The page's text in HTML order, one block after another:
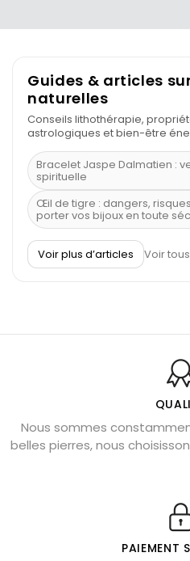
Guides & articles
naturelles
Conseils lithothérapie,
astrologiques et bien-être
Bracelet Jaspe Dalmatien :
spirituelle
Œil de tigre : dangers,
porter vos bijoux en toute
À quel poignet porter un
Découvrez le scorpion et ses
Bienfaits de la sélénite –
L’améthyste est-elle faite
Chrysocolle : pierre
Obsidienne dorée : vertus et
Véritable citrine naturelle
Où placer la citrine dans la
Voir plus d’articles Voir
Nous sommes
belles pierres, nous
PAIEMENT